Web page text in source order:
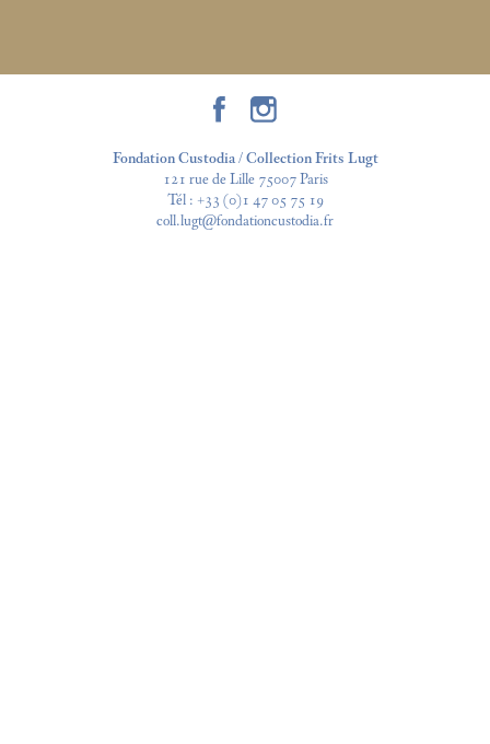
Fondation Custodia / Collection Frits Lugt
121 rue de Lille 75007 Paris
Tél : +33 (0)1 47 05 75 19
coll.lugt@fondationcustodia.fr